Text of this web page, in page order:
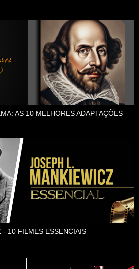
AS 10 MELHORES ADAPTAÇÕES
10 FILMES ESSENCIAIS